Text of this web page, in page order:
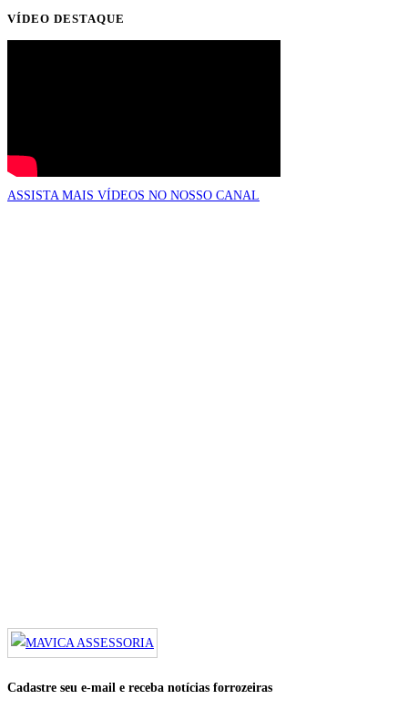
VÍDEO DESTAQUE
ASSISTA MAIS VÍDEOS NO NOSSO CANAL
Cadastre seu e-mail e receba notícias forrozeiras